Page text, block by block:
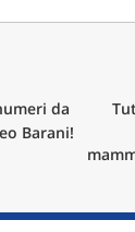
da
Barani!